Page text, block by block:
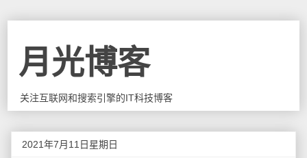
月光博客
关注互联网和搜索引擎的IT科技博客
2021年7月11日星期日